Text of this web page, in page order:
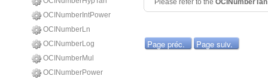
OCINumberIntPower
OCINumberLn
OCINumberLog
OCINumberMul
OCINumberPower
Please refer to the OCINumberTan
Page préc. Page suiv.